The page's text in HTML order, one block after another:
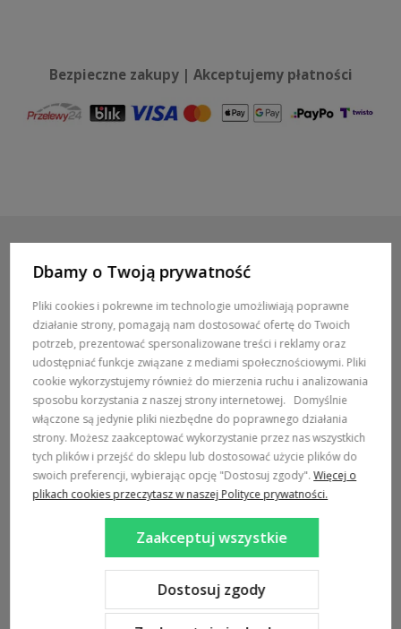
Bezpieczne zakupy | Akceptujemy płatności
MARKI
POPULARNE KATEGORIE
DOSTAWA:
Sklep internetowy Shoper Premium
Dbamy o Twoją prywatność
Pliki cookies i pokrewne im technologie umożliwiają poprawne
działanie strony, pomagają nam dostosować ofertę do Twoich
potrzeb, prezentować spersonalizowane treści i reklamy oraz
udostępniać funkcje związane z mediami społecznościowymi. Pliki
cookie wykorzystujemy również do mierzenia ruchu i analizowania
sposobu korzystania z naszej strony internetowej. Domyślnie
włączone są jedynie pliki niezbędne do poprawnego działania
strony. Możesz zaakceptować wykorzystanie przez nas wszystkich
tych plików i przejść do sklepu lub dostosować użycie plików do
swoich preferencji, wybierając opcję "Dostosuj zgody".Więcej o
plikach cookies przeczytasz w naszej Polityce prywatności.
Dostosuj zgody
Zaakceptuj wszystkie